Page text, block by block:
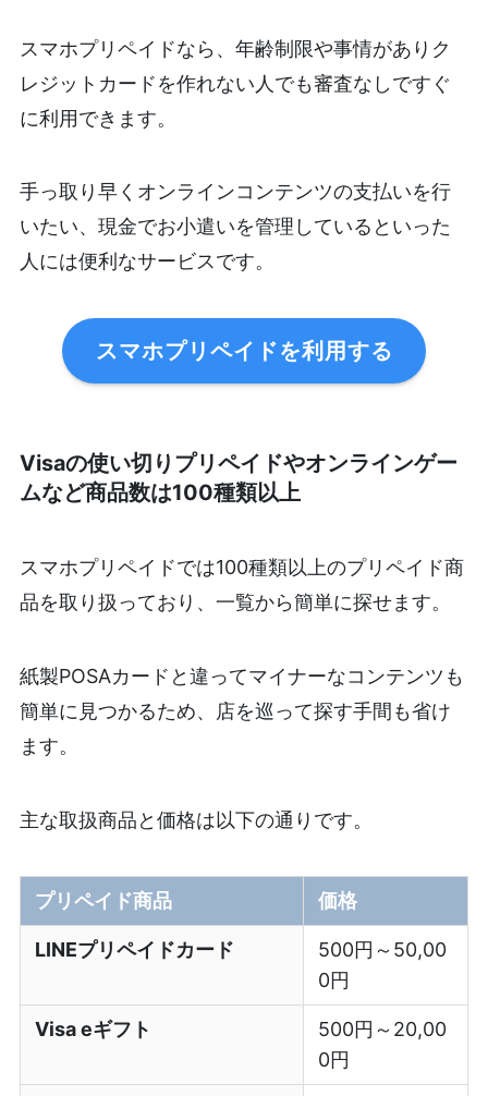
スマホプリペイドなら、年齢制限や事情がありク
レジットカードを作れない人でも審査なしですぐ
に利用できます。
手っ取り早くオンラインコンテンツの支払いを行
いたい、現金でお小遣いを管理しているといった
人には便利なサービスです。
スマホプリペイドを利用する
Visaの使い切りプリペイドやオンラインゲー
ムなど商品数は100種類以上
スマホプリペイドでは100種類以上のプリペイド商
品を取り扱っており、一覧から簡単に探せます。
紙製POSAカードと違ってマイナーなコンテンツも
簡単に見つかるため、店を巡って探す手間も省け
ます。
主な取扱商品と価格は以下の通りです。
プリペイド商品 価格
LINEプリペイドカード
500円～50,00
0円
Visa eギフト
500円～20,00
0円